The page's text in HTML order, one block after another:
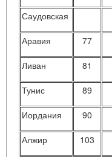
Саудовская
Аравия 77
Ливан 81
Тунис 89
Иордания 90
Алжир 103